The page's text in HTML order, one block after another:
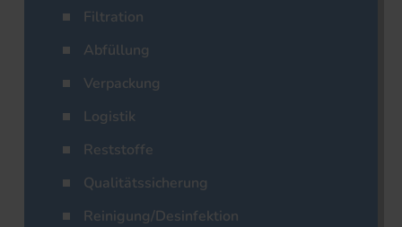
Filtration
Abfüllung
Verpackung
Logistik
Reststoffe
Qualitätssicherung
Reinigung/Desinfektion